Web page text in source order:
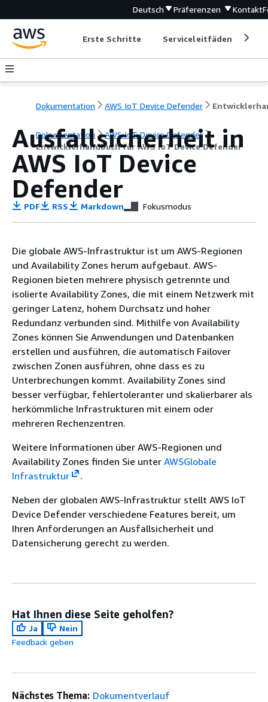
Deutsch Präferenzen Kontakt
Erste Schritte Serviceleitfäden
Dokumentation AWS IoT Device Defender
Dokumentation
AWS IoT Device Defender
Entwicklerhandbuch für AWS IoT Device Defender
Ausfallsicherheit in
AWS IoT Device
Defender
PDF RSS Markdown Fokusmodus
Die globale AWS-Infrastruktur ist um AWS-Regionen
und Availability Zones herum aufgebaut. AWS-
Regionen bieten mehrere physisch getrennte und
isolierte Availability Zones, die mit einem Netzwerk mit
geringer Latenz, hohem Durchsatz und hoher
Redundanz verbunden sind. Mithilfe von Availability
Zones können Sie Anwendungen und Datenbanken
erstellen und ausführen, die automatisch Failover
zwischen Zonen ausführen, ohne dass es zu
Unterbrechungen kommt. Availability Zones sind
besser verfügbar, fehlertoleranter und skalierbarer als
herkömmliche Infrastrukturen mit einem oder
mehreren Rechenzentren.
Weitere Informationen über AWS-Regionen und
Availability Zones finden Sie unter AWSGlobale
Infrastruktur
.
Neben der globalen AWS-Infrastruktur stellt AWS IoT
Device Defender verschiedene Features bereit, um
Ihren Anforderungen an Ausfallsicherheit und
Datensicherung gerecht zu werden.
Hat Ihnen diese Seite geholfen?
Ja
Nein
Feedback geben
Nächstes Thema: Dokumentverlauf